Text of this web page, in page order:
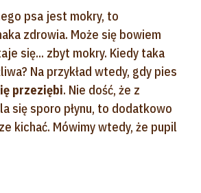
psa jest mokry, to
zdrowia. Może się bowiem
się... zbyt mokry. Kiedy taka
Na przykład wtedy, gdy pies
przeziębi. Nie dość, że z
się sporo płynu, to dodatkowo
kichać. Mówimy wtedy, że pupil